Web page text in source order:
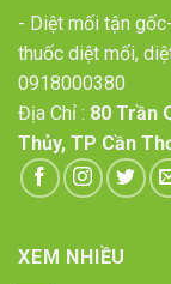
- Diệt mối tận
thuốc diệt mối,
0918000380
Địa Chỉ : 80 Trần
Thủy, TP Cần
XEM NHIỀU